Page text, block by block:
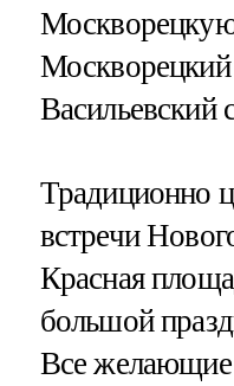
Васильевский
Традиционно
встречи
Красная
большой
Все желающие